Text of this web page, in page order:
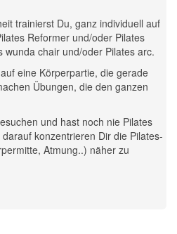
trainierst Du, ganz individuell auf
Reformer und/oder Pilates
wunda chair und/oder Pilates arc.
eine Körperpartie, die gerade
Übungen, die den ganzen
und hast noch nie Pilates
konzentrieren Dir die Pilates-
Atmung..) näher zu